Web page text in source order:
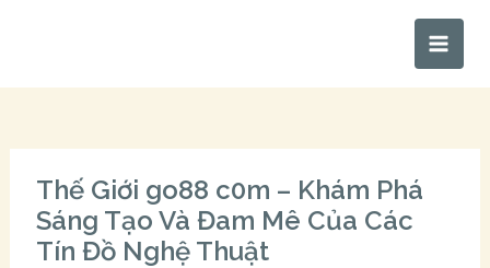
Main
Thế Giới go88 c0m – Khám Phá
Sáng Tạo Và Đam Mê Của Các
Tín Đồ Nghệ Thuật